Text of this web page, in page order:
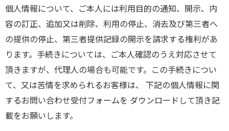
個人情報について、ご本人には利用目的の通知、開示、内
容の訂正、追加又は削除、利用の停止、消去及び第三者へ
の提供の停止、第三者提供記録の開示を請求する権利があ
ります。手続きについては、ご本人確認のうえ対応させて
頂きますが、代理人の場合も可能です。この手続きについ
て、又は苦情を求められるお客様は、 下記の個人情報に関
するお問い合わせ受付フォームを ダウンロードして頂き記
載をお願いします。